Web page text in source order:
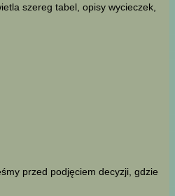
szereg tabel, opisy wycieczek,
przed podjęciem decyzji, gdzie